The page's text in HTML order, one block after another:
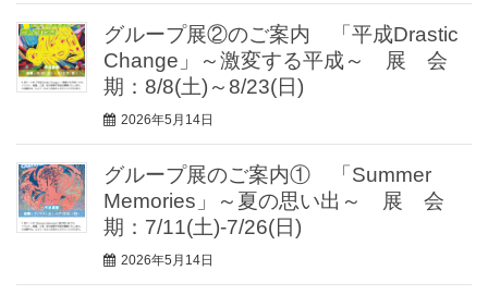
グループ展②のご案内 「平成Drastic
Change」～激変する平成～ 展 会
期：8/8(土)～8/23(日)
2026年5月14日
グループ展のご案内① 「Summer
Memories」～夏の思い出～ 展 会
期：7/11(土)-7/26(日)
2026年5月14日